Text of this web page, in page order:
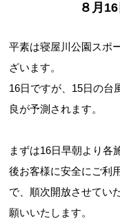
８月
平素は寝屋川公園スポ
ざいます。
16日ですが、15日の台
良が予測されます。
まずは16日早朝より各
後お客様に安全にご利
で、順次開放させてい
願いいたします。